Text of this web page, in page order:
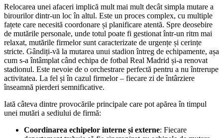
Relocarea unei afaceri implică mult mai mult decât simpla mutare a
birourilor dintr-un loc în altul. Este un proces complex, cu multiple
fațete care necesită coordonare și planificare atentă. Spre deosebire
de mutările personale, unde totul poate fi gestionat într-un ritm mai
relaxat, mutările firmelor sunt caracterizate de urgențe și cerințe
stricte. Gândiți-vă la mutarea unui stadion întreg de echipamente, așa
cum s-a întâmplat când echipa de fotbal Real Madrid și-a renovat
stadionul. Este nevoie de o orchestrare perfectă pentru a nu întrerupe
activitatea. La fel și în cazul firmelor – fiecare zi de întârziere
înseamnă pierderi semnificative.
Iată câteva dintre provocările principale care pot apărea în timpul
unei mutări a sediului de firmă:
Coordinarea echipelor interne și externe: Fiecare